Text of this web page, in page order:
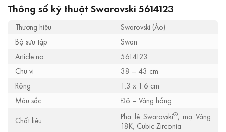
Thông số kỹ thuật Swarovski 5614123
Thương hiệu
Swarovski (Áo)
Bộ sưu tập
Swan
Article no.
5614123
Chu vi
38 – 43 cm
Rộng
1.3 x 1.6 cm
Màu sắc
Đỏ – Vàng hồng
Chất liệu
Pha lê Swarovski®, mạ Vàng
18K, Cubic Zirconia